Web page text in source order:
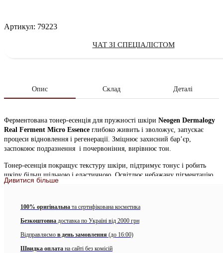
Артикул: 79223
ЧАТ ЗІ СПЕЦІАЛІСТОМ
Опис Склад Деталі
Ферментована тонер-есенція для пружності шкіри Neogen Dermalogy
Real Ferment Micro Essence глибоко живить і зволожує, запускає
процеси відновлення і регенерації. Зміцнює захисний бар’єр,
заспокоює подразнення і почервоніння, вирівнює тон.
Тонер-есенція покращує текстуру шкіри, підтримує тонус і робить
шкіру більш щільною і еластичною. Освітлює небажану пігментацію,
покращує колір обличчя, додає шкірі природне сяйво. Підвищує
запалення.
Засіб на 93% складається зферментованого комплексу
усуває почервоніння, прискорює процеси регенерації. До складу
комплексу входять:
Дивитися більше
100% оригінальна та сертифікована косметика
Безкоштовна доставка по Україні від 2000 грн
Відправляємо в день замовлення (до 16:00)
Швидка оплата на сайті без комісій